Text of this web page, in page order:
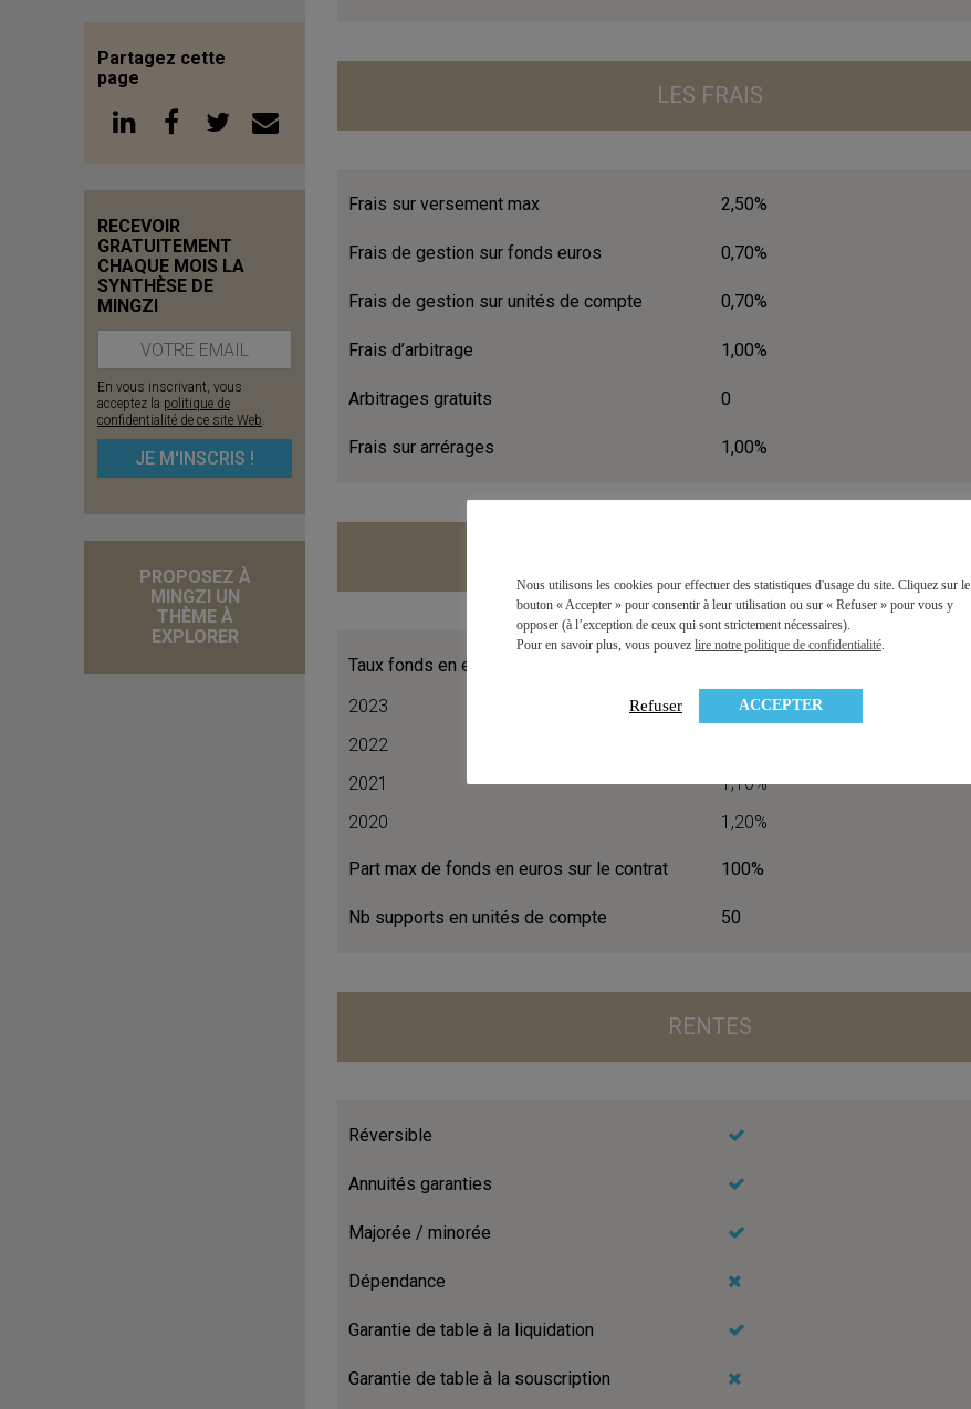
LES FRAIS
Frais sur versement max 2,50%
Frais de gestion sur fonds euros 0,70%
Frais de gestion sur unités de compte 0,70%
Frais d’arbitrage 1,00%
Arbitrages gratuits 0
Frais sur arrérages 1,00%
Taux fonds en euros
2023
2022
2021
2020
3,00% (taux moyen)
1,10%
1,20%
Part max de fonds en euros sur le contrat 100%
Nb supports en unités de compte 50
RENTES
Réversible
Annuités garanties
Majorée / minorée
Dépendance
Garantie de table à la liquidation
Garantie de table à la souscription
Partagez cette
page
RECEVOIR
GRATUITEMENT
CHAQUE MOIS LA
SYNTHÈSE DE
MINGZI
En vous inscrivant, vous
acceptez la politique de
confidentialité de ce site Web.
PROPOSEZ À
MINGZI UN
THÈME À
EXPLORER
Nous utilisons les cookies pour effectuer des statistiques d'usage du site. Cliquez sur le
bouton « Accepter » pour consentir à leur utilisation ou sur « Refuser » pour vous y
opposer (à l’exception de ceux qui sont strictement nécessaires).
Pour en savoir plus, vous pouvez lire notre politique de confidentialité
Refuser ACCEPTER